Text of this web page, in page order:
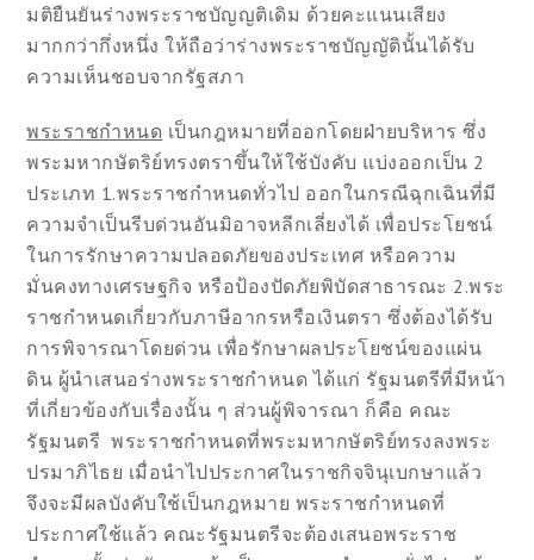
มติยืนยันร่างพระราชบัญญติเดิม ด้วยคะแนนเสียง
มากกว่ากึ่งหนึ่ง ให้ถือว่าร่างพระราชบัญญัตินั้นได้รับ
ความเห็นชอบจากรัฐสภา
พระราชกำหนด เป็นกฎหมายที่ออกโดยฝ่ายบริหาร ซึ่ง
พระมหากษัตริย์ทรงตราขึ้นให้ใช้บังคับ แบ่งออกเป็น 2
ประเภท 1.พระราชกำหนดทั่วไป ออกในกรณีฉุกเฉินที่มี
ความจำเป็นรีบด่วนอันมิอาจหลีกเลี่ยงได้ เพื่อประโยชน์
ในการรักษาความปลอดภัยของประเทศ หรือความ
มั่นคงทางเศรษฐกิจ หรือป้องปัดภัยพิบัดสาธารณะ 2.พระ
ราชกำหนดเกี่ยวกับภาษีอากรหรือเงินตรา ซึ่งต้องได้รับ
การพิจารณาโดยด่วน เพื่อรักษาผลประโยชน์ของแผ่น
ดิน ผู้นำเสนอร่างพระราชกำหนด ได้แก่ รัฐมนตรีที่มีหน้า
ที่เกี่ยวข้องกับเรื่องนั้น ๆ ส่วนผู้พิจารณา ก็คือ คณะ
รัฐมนตรี พระราชกำหนดที่พระมหากษัตริย์ทรงลงพระ
ปรมาภิไธย เมื่อนำไปประกาศในราชกิจจินุเบกษาแล้ว
จึงจะมีผลบังคับใช้เป็นกฎหมาย พระราชกำหนดที่
ประกาศใช้แล้ว คณะรัฐมนตรีจะต้องเสนอพระราช